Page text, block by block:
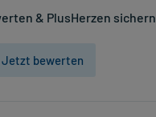
& PlusHerzen sichern
Jetzt bewerten